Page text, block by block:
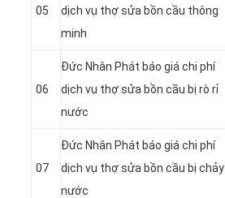
05
dịch vụ thợ sửa bồn cầu thông
minh
06
Đức Nhân Phát báo giá chi phí
dịch vụ thợ sửa bồn cầu bị rò rỉ
nước
07
Đức Nhân Phát báo giá chi phí
dịch vụ thợ sửa bồn cầu bị chảy
nước